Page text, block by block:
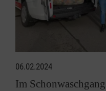
06.02.2024
Im